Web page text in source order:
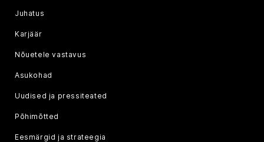
Juhatus
Karjäär
Nõuetele vastavus
Asukohad
Uudised ja pressiteated
Põhimõtted
Eesmärgid ja strateegia